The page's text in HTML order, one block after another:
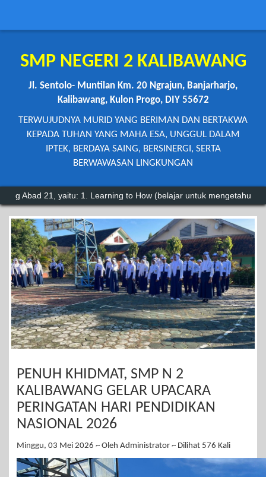
SMP NEGERI 2 KALIBAWANG
Jl. Sentolo- Muntilan Km. 20 Ngrajun, Banjarharjo,
Kalibawang, Kulon Progo, DIY 55672
TERWUJUDNYA MURID YANG BERIMAN DAN BERTAKWA
KEPADA TUHAN YANG MAHA ESA, UNGGUL DALAM
IPTEK, BERDAYA SAING, BERSINERGI, SERTA
BERWAWASAN LINGKUNGAN
1. Learning to How (belajar untuk mengetahui) 2. Learning to
PENUH KHIDMAT, SMP N 2
KALIBAWANG GELAR UPACARA
PERINGATAN HARI PENDIDIKAN
NASIONAL 2026
Minggu, 03 Mei 2026 ~ Oleh Administrator ~ Dilihat 576 Kali